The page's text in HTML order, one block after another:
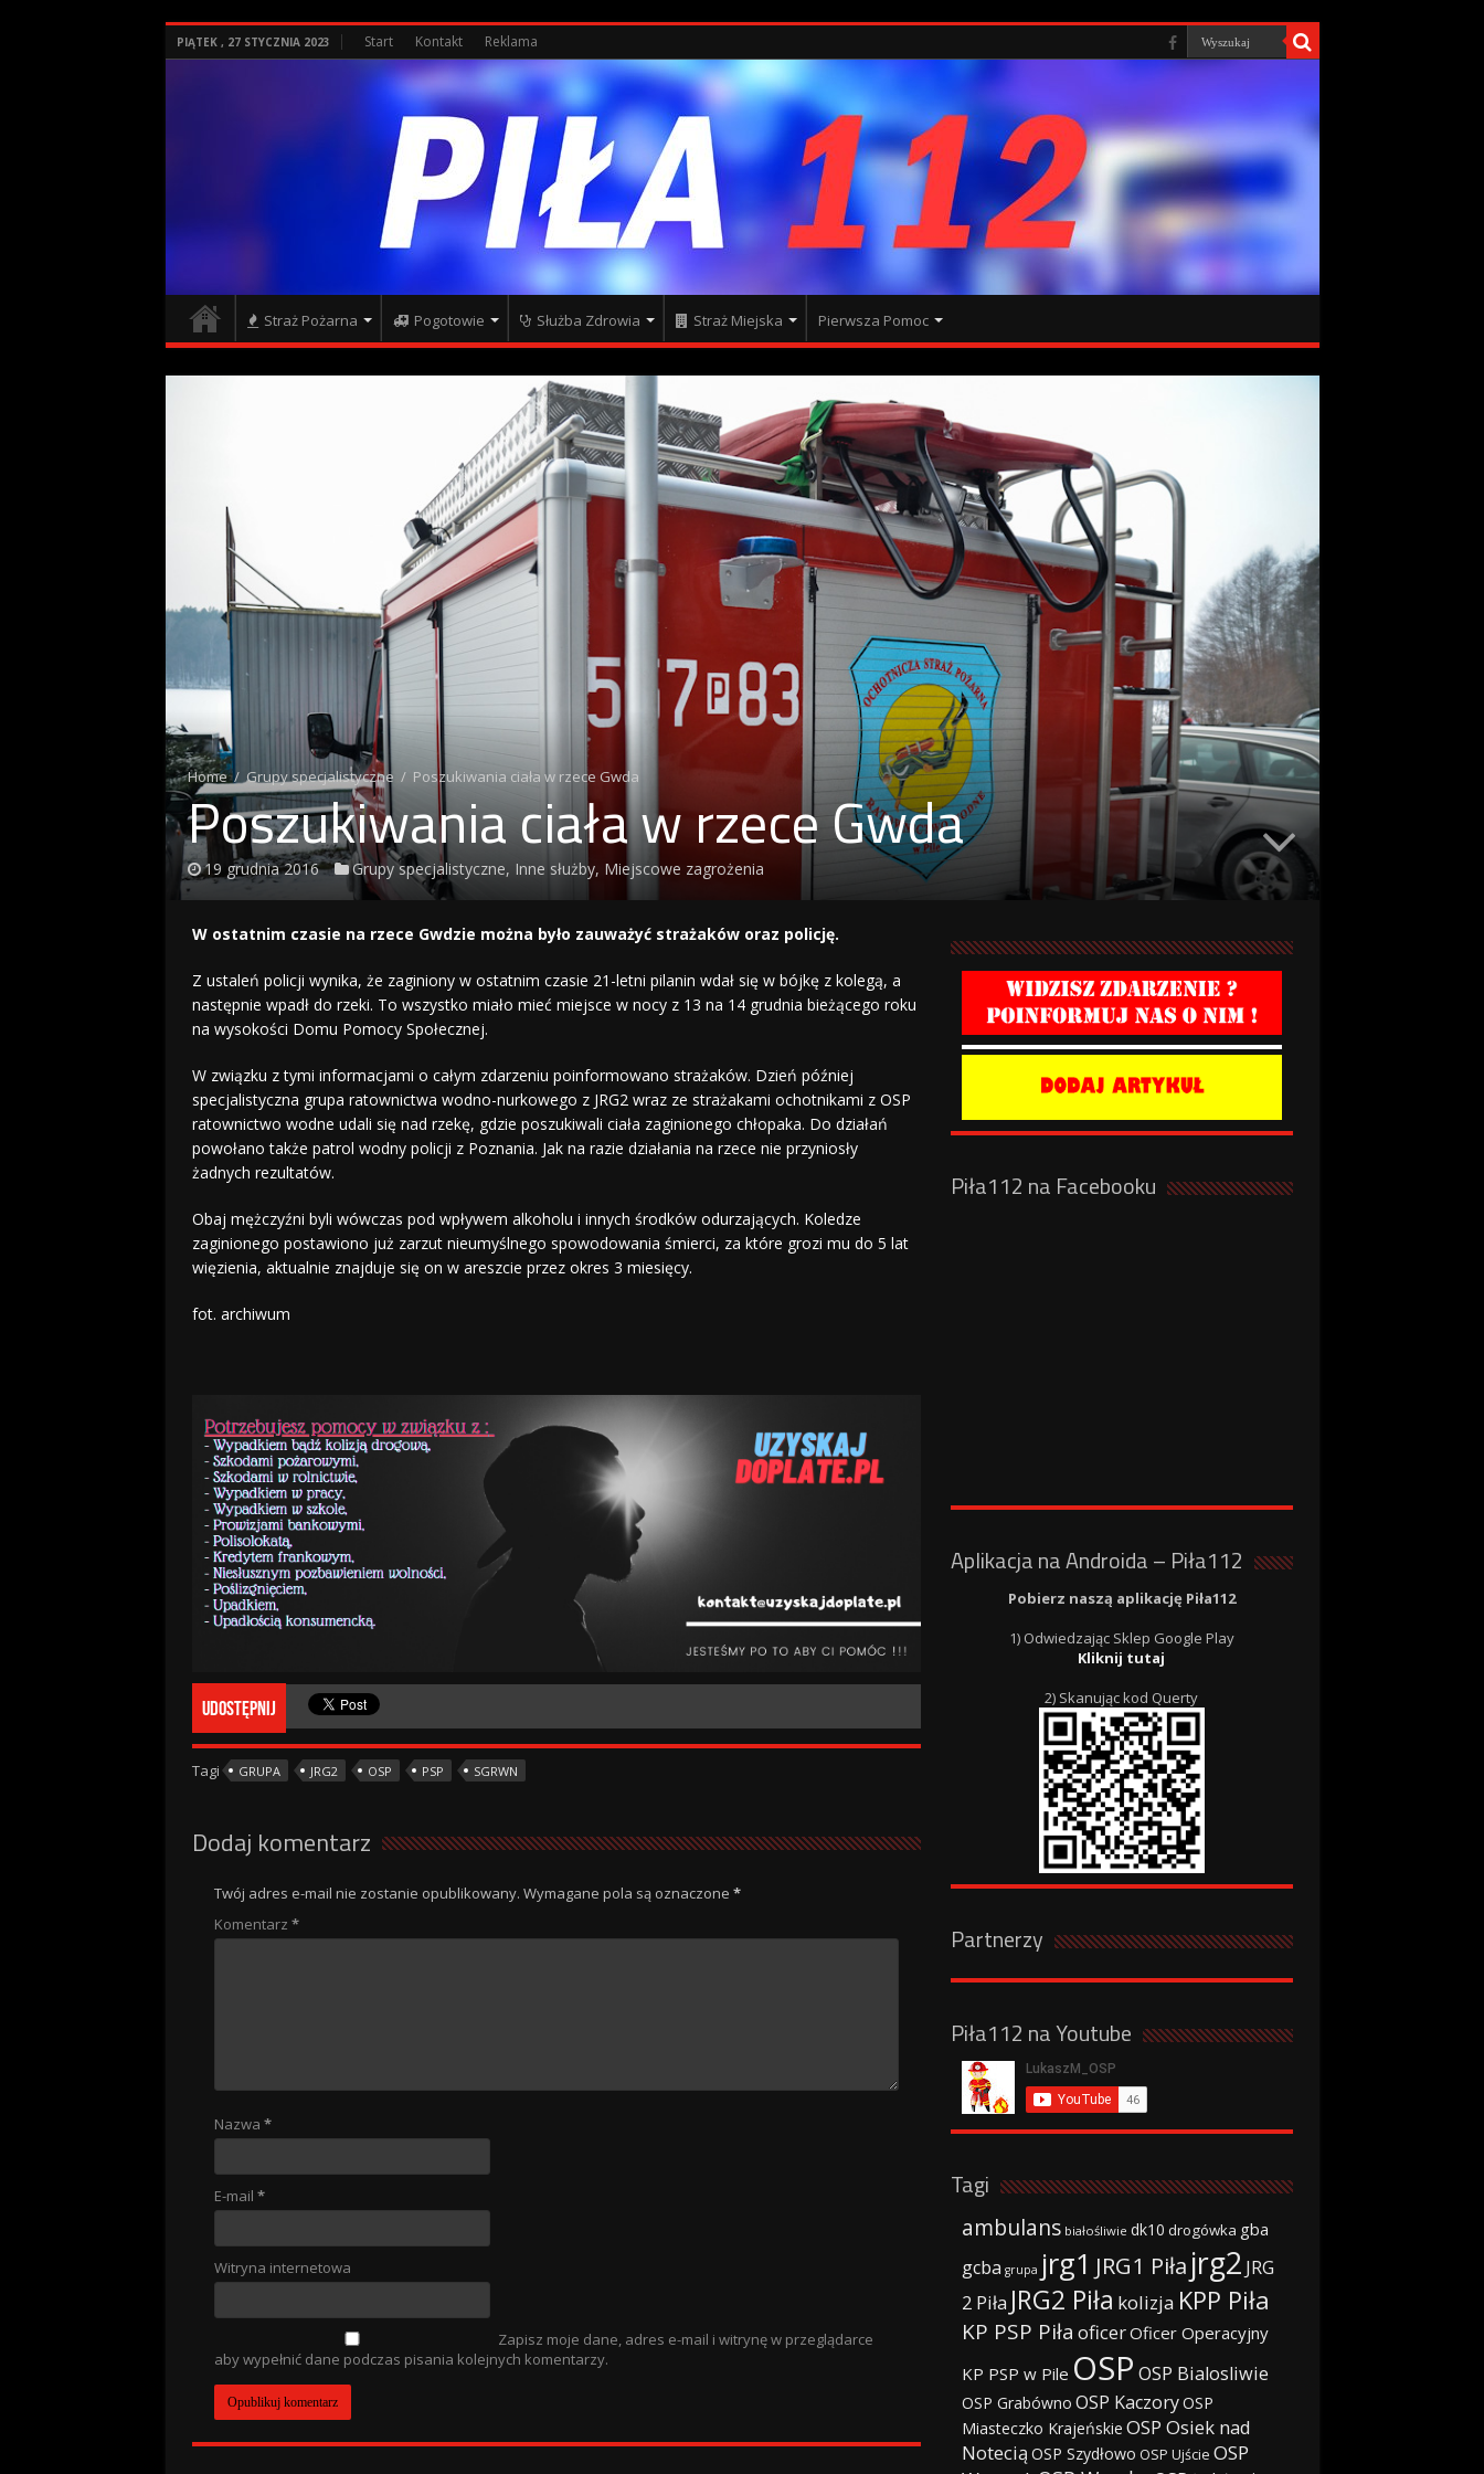
PIĄTEK , 27 STYCZNIA 2023 Start Kontakt Reklama
Straż Pożarna Pogotowie Służba Zdrowia Straż Miejska Pierwsza Pomoc
Home / Grupy specjalistyczne / Poszukiwania ciała w rzece Gwda
Poszukiwania ciała w rzece Gwda
19 grudnia 2016 Grupy specjalistyczne, Inne służby, Miejscowe zagrożenia
W ostatnim czasie na rzece Gwdzie można było zauważyć strażaków oraz policję.
Z ustaleń policji wynika, że zaginiony w ostatnim czasie 21-letni pilanin wdał się w bójkę z kolegą, a
następnie wpadł do rzeki. To wszystko miało mieć miejsce w nocy z 13 na 14 grudnia bieżącego roku
na wysokości Domu Pomocy Społecznej.
W związku z tymi informacjami o całym zdarzeniu poinformowano strażaków. Dzień później
specjalistyczna grupa ratownictwa wodno-nurkowego z JRG2 wraz ze strażakami ochotnikami z OSP
ratownictwo wodne udali się nad rzekę, gdzie poszukiwali ciała zaginionego chłopaka. Do działań
powołano także patrol wodny policji z Poznania. Jak na razie działania na rzece nie przyniosły
żadnych rezultatów.
Obaj mężczyźni byli wówczas pod wpływem alkoholu i innych środków odurzających. Koledze
zaginionego postawiono już zarzut nieumyślnego spowodowania śmierci, za które grozi mu do 5 lat
więzienia, aktualnie znajduje się on w areszcie przez okres 3 miesięcy.
fot. archiwum
Udostępnij
Tagi GRUPA JRG2 OSP PSP SGRWN
Dodaj komentarz
Twój adres e-mail nie zostanie opublikowany. Wymagane pola są oznaczone *
Komentarz *
Nazwa *
E-mail *
Witryna internetowa
Zapisz moje dane, adres e-mail i witrynę w przeglądarce
aby wypełnić dane podczas pisania kolejnych komentarzy.
Piła112 na Facebooku
Aplikacja na Androida – Piła112
Pobierz naszą aplikację Piła112
1) Odwiedzając Sklep Google Play
Kliknij tutaj
2) Skanując kod Querty
Partnerzy
Piła112 na Youtube
Tagi
ambulans białośliwie dk10 drogówka gba
gcba grupa jrg1 JRG1 Piła jrg2 JRG
2 Piła JRG2 Piła kolizja KPP Piła
KP PSP Piła oficerOficer Operacyjny
KP PSP w Pile OSP OSP Bialosliwie
OSP Grabówno OSP KaczoryOSP
Miasteczko Krajeńskie OSP Osiek nad
Notecią OSP Szydłowo OSP Ujście OSP